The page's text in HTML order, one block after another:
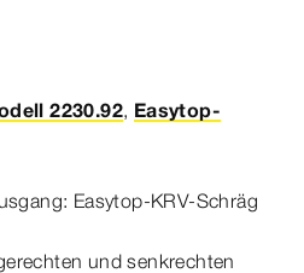
2230.92, Easytop-
Easytop-​KRV-​Schräg­
und senkrechten